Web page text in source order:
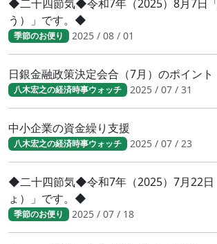
◆二十四節気◆令和7年（2025）8月7日
う）」です。◆
季節のお便り 2025 / 08 / 01
日銀金融政策決定会合（7月）のポイント
八木宏之の経済時事ウォッチ 2025 / 07 / 31
中小企業の資金繰り支援
八木宏之の経済時事ウォッチ 2025 / 07 / 23
◆二十四節気◆令和7年（2025）7月22日
ょ）」です。◆
季節のお便り 2025 / 07 / 18